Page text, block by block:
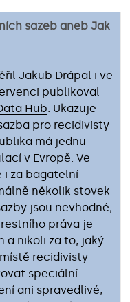
sazeb aneb Jak
Jakub Drápal i ve
publikoval
Hub . Ukazuje
pro recidivisty
má jednu
v Evropě. Ve
i za bagatelní
několik stovek
jsou nevhodné,
práva je
a nikoli za to, jaký
recidivisty
speciální
ani spravedlivé,